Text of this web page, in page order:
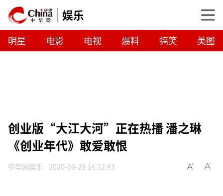
娱乐
明星 电影 电视 爆料 搞笑 美图
创业版“大江大河”正在热播 潘之琳
《创业年代》敢爱敢恨
中华网娱乐 2020-09-29 14:32:43